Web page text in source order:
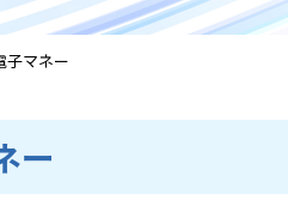
子マネー
ー